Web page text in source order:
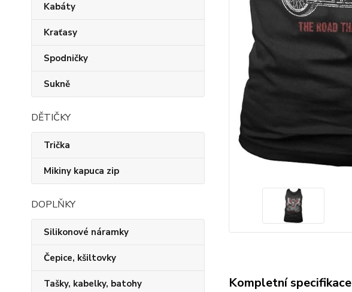
Kabáty
Kraťasy
Spodničky
Sukně
DĚTIČKY
Trička
Mikiny kapuca zip
DOPLŇKY
Silikonové náramky
Čepice, kšiltovky
Tašky, kabelky, batohy Kompletní specifikace